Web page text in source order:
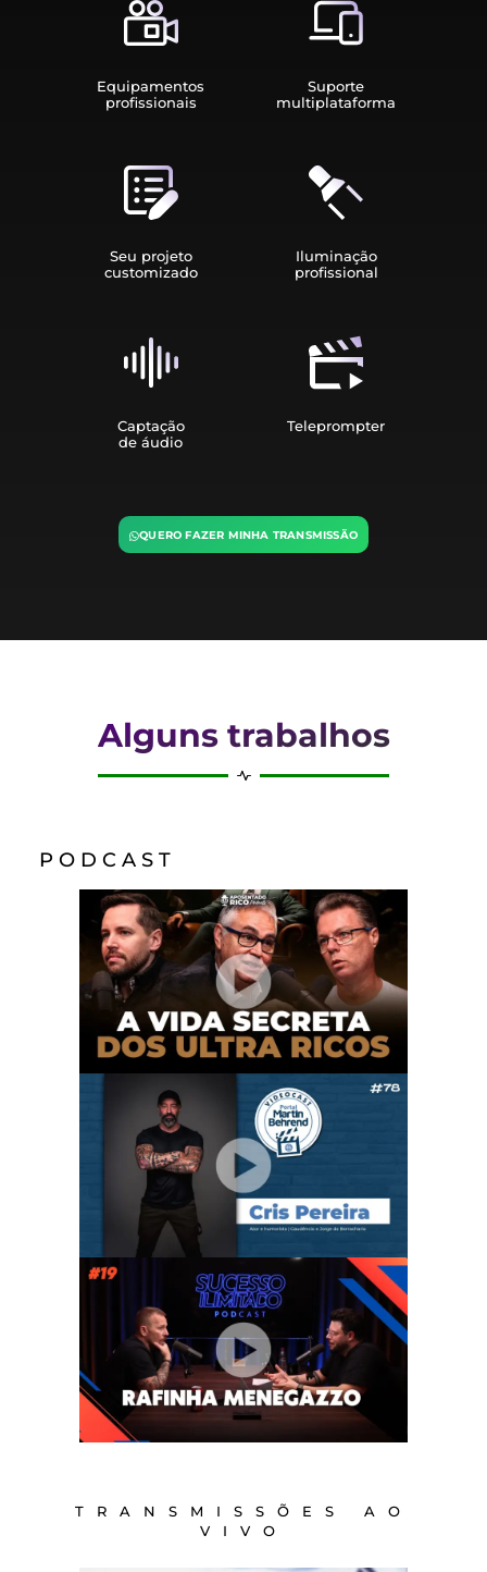
Equipamen­tos
profissionais
Suporte
multiplata­forma
Seu projeto
customizado
Iluminação
profissional
Captação
de áudio
Teleprompter
QUERO FAZER MINHA TRANSMISSÃO
Alguns trabalhos
P O D C A S T
TRANSMISSÕES AO
VIVO